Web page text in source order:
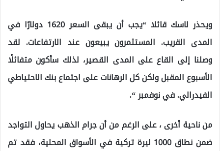
ويحذر لاسك قائلا “يجب أن يبقى السعر 1620 دولارًا في
المدى القريب. المستثمرون يبيعون عند الارتفاعات. لقد
وصلنا إلى القاع على المدى القصير، لذلك سأكون متفائلًا
الأسبوع المقبل ولكن كل الرهانات على اجتماع بنك الاحتياطي
الفيدرالي. في نوفمبر “.
من ناحية أخرى ، على الرغم من أن جرام الذهب يحاول التواجد
ضمن نطاق 1000 ليرة تركية في الأسواق المحلية، فقد تم